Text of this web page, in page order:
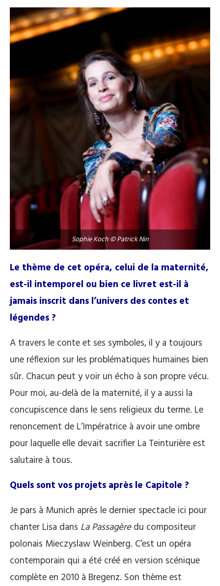
Sophie Koch © Patrick Nin
Le thème de cet opéra, celui de la maternité,
est-il intemporel ou bien ce livret est-il à
jamais inscrit dans l’univers des contes et
légendes ?
A travers le conte et ses symboles, il y a toujours
une réflexion sur les problématiques humaines bien
sûr. Chacun peut y voir un écho à son propre vécu.
Pour moi, au-delà de la maternité, il y a aussi la
concupiscence dans le sens religieux du terme. Le
renoncement de L’Impératrice à avoir une ombre
pour laquelle elle devait sacrifier La Teinturière est
salutaire à tous.
Quels sont vos projets après le Capitole ?
Je pars à Munich après le dernier spectacle ici pour
chanter Lisa dans La Passagèredu compositeur
polonais Mieczyslaw Weinberg. C’est un opéra
contemporain qui a été créé en version scénique
complète en 2010 à Bregenz. Son thème est